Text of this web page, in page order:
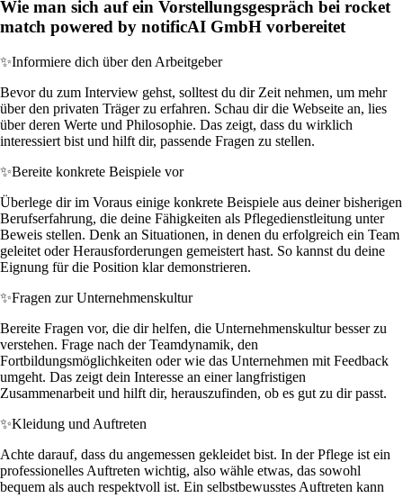
Wie man sich auf ein Vorstellungsgespräch bei rocket
match powered by notificAI GmbH vorbereitet
✨Informiere dich über den Arbeitgeber
Bevor du zum Interview gehst, solltest du dir Zeit nehmen, um mehr
über den privaten Träger zu erfahren. Schau dir die Webseite an, lies
über deren Werte und Philosophie. Das zeigt, dass du wirklich
interessiert bist und hilft dir, passende Fragen zu stellen.
✨Bereite konkrete Beispiele vor
Überlege dir im Voraus einige konkrete Beispiele aus deiner bisherigen
Berufserfahrung, die deine Fähigkeiten als Pflegedienstleitung unter
Beweis stellen. Denk an Situationen, in denen du erfolgreich ein Team
geleitet oder Herausforderungen gemeistert hast. So kannst du deine
Eignung für die Position klar demonstrieren.
✨Fragen zur Unternehmenskultur
Bereite Fragen vor, die dir helfen, die Unternehmenskultur besser zu
verstehen. Frage nach der Teamdynamik, den
Fortbildungsmöglichkeiten oder wie das Unternehmen mit Feedback
umgeht. Das zeigt dein Interesse an einer langfristigen
Zusammenarbeit und hilft dir, herauszufinden, ob es gut zu dir passt.
✨Kleidung und Auftreten
Achte darauf, dass du angemessen gekleidet bist. In der Pflege ist ein
professionelles Auftreten wichtig, also wähle etwas, das sowohl
bequem als auch respektvoll ist. Ein selbstbewusstes Auftreten kann